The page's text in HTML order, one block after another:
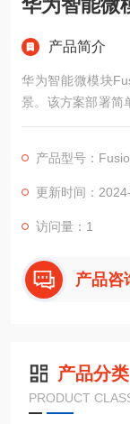
华为智能微
产品简介
华为智能微模块
景。该方案部署简
等行业的数据中心
计，将供配电、
内，通过 i³智能
温控系统可靠性、
产品型号：
更新时间：
访问量：1
产品咨
产品分类
PRODUCT